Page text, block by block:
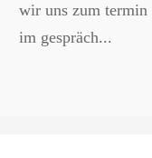
wir uns zum
im gespräch...